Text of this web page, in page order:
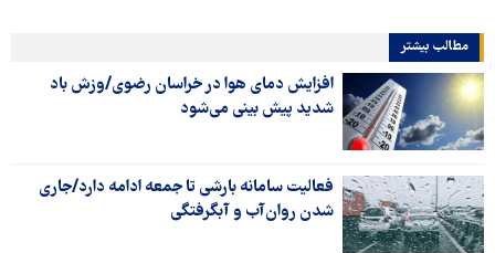
مطالب بیشتر
افزایش دمای هوا در خراسان رضوی/وزش باد
شدید پیش بینی می‌شود
فعالیت سامانه بارشی تا جمعه ادامه دارد/جاری
شدن روان‌آب و آبگرفتگی